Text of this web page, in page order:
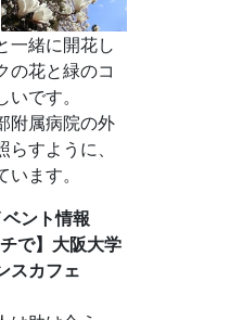
一緒に開花し
の花と緑のコ
です。
附属病院の外
すように、
ます。
ベント情報
で】大阪大学
スカフェ